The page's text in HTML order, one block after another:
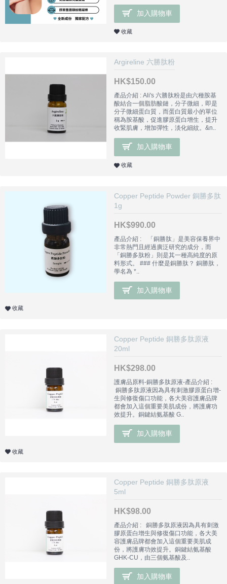
加入購物車
收藏
Argireline 六勝肽粉
HK$150.00
產品介紹 : Ali's 六勝肽粉是由六種胺基
酸結合一個脂肪酸鏈，分子微細，即是
分子微細蛋白質，而蛋白質最小的單位
稱為胺基酸，促進膠原蛋白增生，提升
收緊肌膚，增加彈性，淡化細紋。&n..
加入購物車
收藏
Copper Peptide Powder 銅勝多肽
1g
HK$990.00
產品介紹 : 「銅勝肽」是美容保養界中
非常熱門且經過廣泛研究的成分，而
「銅勝多肽粉」則是其一種高純度的原
料形式。 ### 什麼是銅勝肽？ 銅勝肽，
學名為 *..
加入購物車
收藏
Copper Peptide 銅勝多肽原液
20ml
HK$298.00
護膚品原料-銅勝多肽原液-產品介紹 :
銅勝多肽原液因為具有刺激膠原蛋白增­
生與修復傷口功能，各大美容護膚品牌
都會加入這個重要美肌成份，將護膚功
效提升。銅鍵結氨基酸 G..
加入購物車
收藏
Copper Peptide 銅勝多肽原液
5ml
HK$98.00
產品介紹 : 銅勝多肽原液因為具有刺激
膠原蛋白增­生與修復傷口功能，各大美
容護膚品牌都會加入這個重要美肌成
份，將護膚功效提升。銅鍵結氨基酸
GHK-CU，由三個氨基酸及..
加入購物車